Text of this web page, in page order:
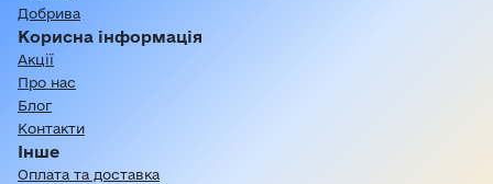
Добрива
Корисна інформація
Акції
Про нас
Блог
Контакти
Інше
Оплата та доставка